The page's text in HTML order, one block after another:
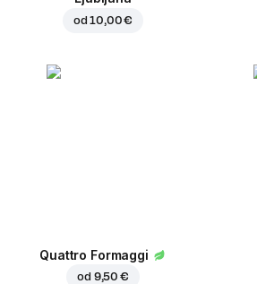
od10,00 €
Quattro Formaggi
od 9,50 €